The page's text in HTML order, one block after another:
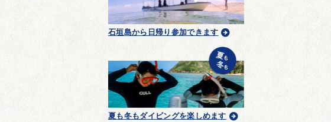
石垣島から日帰り参加できます
夏も冬もダイビングを楽しめます